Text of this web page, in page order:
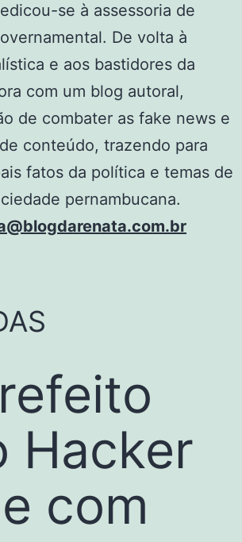
se à assessoria de
De volta à
e aos bastidores da
com um blog autoral,
de combater as fake news e
conteúdo, trazendo para
fatos da política e temas de
pernambucana.
Hacker
com